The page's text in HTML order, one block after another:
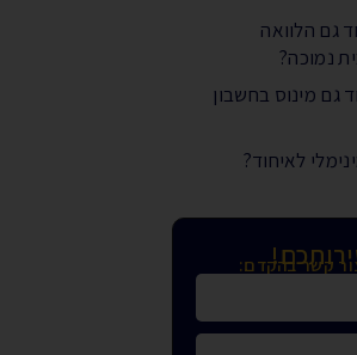
גם הלוואה
נמוכה?
גם מינוס בחשבון
לאיחוד?
קשר בהקדם: